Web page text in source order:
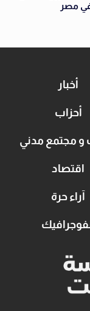
في مصر
أخبار
أحزاب
و مجتمع مدني
اقتصاد
آراء حرة